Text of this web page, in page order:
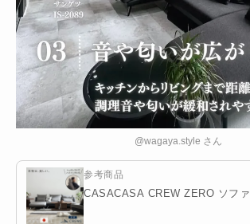
@wagaya.style さん
参考商品
CASACASA CREW ZERO ソファ